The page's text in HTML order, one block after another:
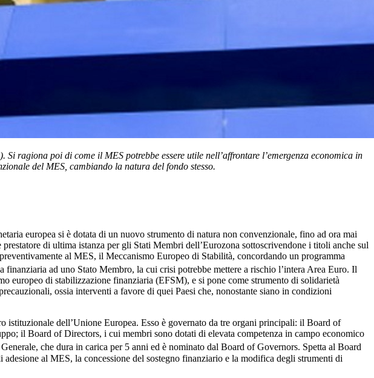
ragiona poi di come il MES potrebbe essere utile nell’affrontare l’emergenza economica in
del MES, cambiando la natura del fondo stesso.
europea si è dotata di un nuovo strumento di natura non convenzionale, fino ad ora mai
di ultima istanza per gli Stati Membri dell’Eurozona sottoscrivendone i titoli anche sul
al MES, il Meccanismo Europeo di Stabilità, concordando un programma
ad uno Stato Membro, la cui crisi potrebbe mettere a rischio l’intera Area Euro. Il
europeo di stabilizzazione finanziaria (EFSM), e si pone come strumento di solidarietà
ossia interventi a favore di quei Paesi che, nonostante siano in condizioni
dell’Unione Europea. Esso è governato da tre organi principali: il Board of
il Board of Directors, i cui membri sono dotati di elevata competenza in campo economico
che dura in carica per 5 anni ed è nominato dal Board of Governors. Spetta al Board
al MES, la concessione del sostegno finanziario e la modifica degli strumenti di